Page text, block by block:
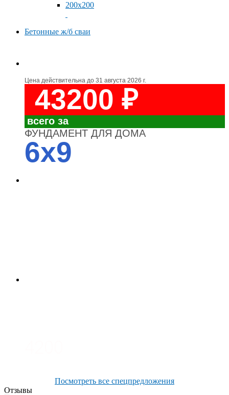
200x200
Бетонные ж/б сваи
Цена действительна до 31 августа 2026 г.
43200 ₽
всего за
ФУНДАМЕНТ ДЛЯ ДОМА
6x9
Посмотреть все спецпредложения
Отзывы